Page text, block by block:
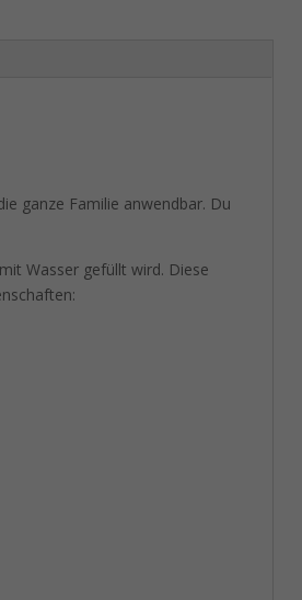
ganze Familie anwendbar. Du
Wasser gefüllt wird. Diese